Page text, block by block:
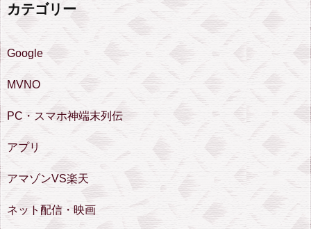
カテゴリー
Google
MVNO
PC・スマホ神端末列伝
アプリ
アマゾンVS楽天
ネット配信・映画